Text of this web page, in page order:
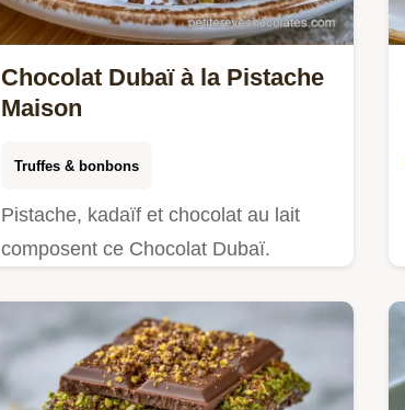
Chocolat Dubaï à la Pistache
Maison
Truffes & bonbons
Pistache, kadaïf et chocolat au lait
composent ce Chocolat Dubaï.
détaillées pour un résultat en 2h
20min.